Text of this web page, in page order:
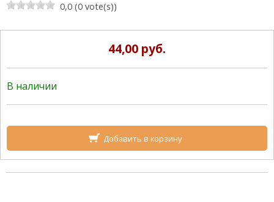
0,0 (0 vote(s))
44,00 руб.
В наличии
Добавить в корзину